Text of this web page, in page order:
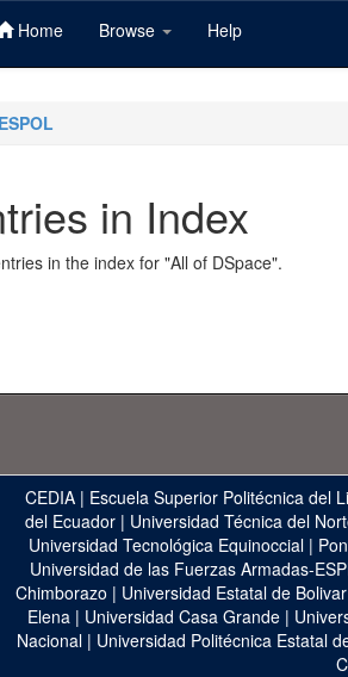
Home Browse Help
in Index
in the index for "All of DSpace".
CEDIA | Escuela Superior Politécnica del
del Ecuador| Universidad Técnica del
Universidad Tecnológica Equinoccial|
Universidad de las Fuerzas Armadas-
Chimborazo | Universidad Estatal de Bolivar
Elena | Universidad Casa Grande |
Nacional | Universidad Politécnica Estatal